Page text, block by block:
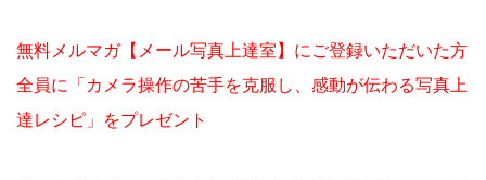
無料メルマガ【メール写真上達室】にご登録いただいた方
全員に「カメラ操作の苦手を克服し、感動が伝わる写真上
達レシピ」をプレゼント